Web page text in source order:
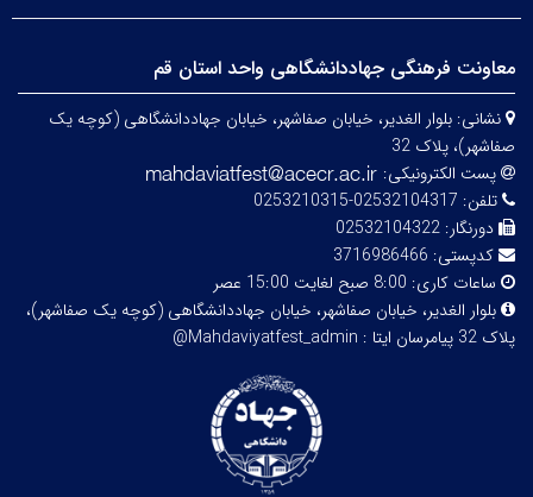
معاونت فرهنگی جهاددانشگاهی واحد استان قم
نشانی: بلوار الغدیر، خیابان صفاشهر، خیابان جهاددانشگاهی (کوچه یک
صفاشهر)، پلاک 32
پست الکترونیکی:
تلفن: 02532104317-0253210315
دورنگار: 02532104322
کدپستی: 3716986466
ساعات کاری: 8:00 صبح لغایت 15:00 عصر
بلوار الغدیر، خیابان صفاشهر، خیابان جهاددانشگاهی (کوچه یک صفاشهر)،
پلاک 32
پیامرسان ایتا : Mahdaviyatfest_admin@